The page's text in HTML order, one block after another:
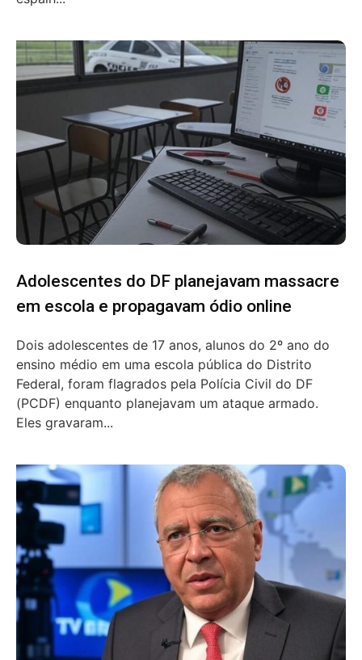
Adolescentes do DF planejavam massacre
em escola e propagavam ódio online
Dois adolescentes de 17 anos, alunos do 2º ano do
ensino médio em uma escola pública do Distrito
Federal, foram flagrados pela Polícia Civil do DF
(PCDF) enquanto planejavam um ataque armado.
Eles gravaram...